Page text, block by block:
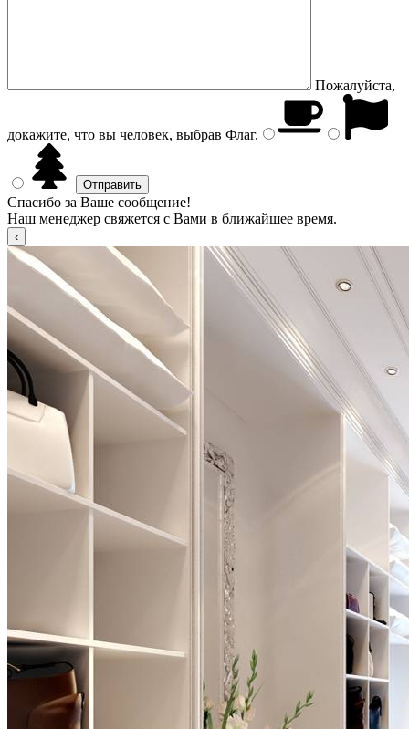
Пожалуйста,
докажите, что вы человек, выбрав Флаг.
Спасибо за Ваше сообщение!
Наш менеджер свяжется с Вами в ближайшее время.